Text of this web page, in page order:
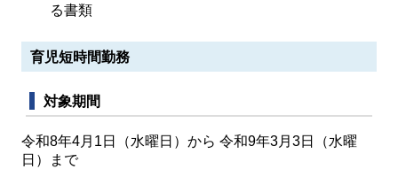
る書類
育児短時間勤務
対象期間
令和8年4月1日（水曜日）から 令和9年3月3日（水曜
日）まで